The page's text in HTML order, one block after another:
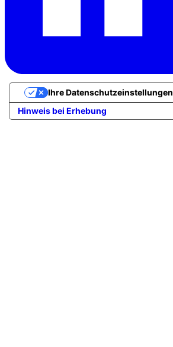
Hinweis bei Erhebung
Ihre Datenschutzeinstellungen